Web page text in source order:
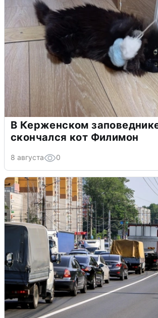
В Керженском
скончался кот Филимон
8 августа 0